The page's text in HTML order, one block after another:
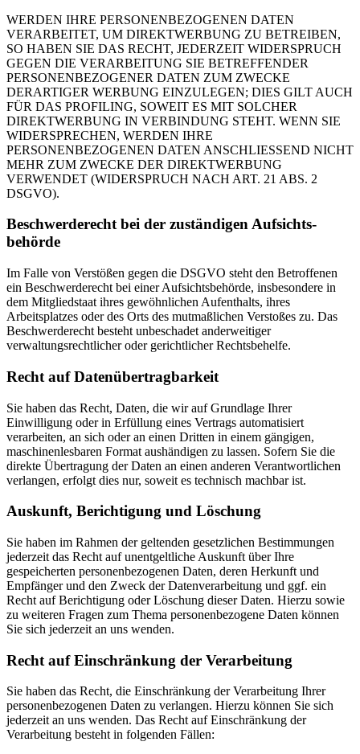
WERDEN IHRE PERSONENBEZOGENEN DATEN
VERARBEITET, UM DIREKTWERBUNG ZU BETREIBEN,
SO HABEN SIE DAS RECHT, JEDERZEIT WIDERSPRUCH
GEGEN DIE VERARBEITUNG SIE BETREFFENDER
PERSONENBEZOGENER DATEN ZUM ZWECKE
DERARTIGER WERBUNG EINZULEGEN; DIES GILT AUCH
FÜR DAS PROFILING, SOWEIT ES MIT SOLCHER
DIREKTWERBUNG IN VERBINDUNG STEHT. WENN SIE
WIDERSPRECHEN, WERDEN IHRE
PERSONENBEZOGENEN DATEN ANSCHLIESSEND NICHT
MEHR ZUM ZWECKE DER DIREKTWERBUNG
VERWENDET (WIDERSPRUCH NACH ART. 21 ABS. 2
DSGVO).
Beschwerde­recht bei der zuständigen Aufsichts­
behörde
Im Falle von Verstößen gegen die DSGVO steht den Betroffenen
ein Beschwerderecht bei einer Aufsichtsbehörde, insbesondere in
dem Mitgliedstaat ihres gewöhnlichen Aufenthalts, ihres
Arbeitsplatzes oder des Orts des mutmaßlichen Verstoßes zu. Das
Beschwerderecht besteht unbeschadet anderweitiger
verwaltungsrechtlicher oder gerichtlicher Rechtsbehelfe.
Recht auf Daten­übertrag­barkeit
Sie haben das Recht, Daten, die wir auf Grundlage Ihrer
Einwilligung oder in Erfüllung eines Vertrags automatisiert
verarbeiten, an sich oder an einen Dritten in einem gängigen,
maschinenlesbaren Format aushändigen zu lassen. Sofern Sie die
direkte Übertragung der Daten an einen anderen Verantwortlichen
verlangen, erfolgt dies nur, soweit es technisch machbar ist.
Auskunft, Berichtigung und Löschung
Sie haben im Rahmen der geltenden gesetzlichen Bestimmungen
jederzeit das Recht auf unentgeltliche Auskunft über Ihre
gespeicherten personenbezogenen Daten, deren Herkunft und
Empfänger und den Zweck der Datenverarbeitung und ggf. ein
Recht auf Berichtigung oder Löschung dieser Daten. Hierzu sowie
zu weiteren Fragen zum Thema personenbezogene Daten können
Sie sich jederzeit an uns wenden.
Recht auf Einschränkung der Verarbeitung
Sie haben das Recht, die Einschränkung der Verarbeitung Ihrer
personenbezogenen Daten zu verlangen. Hierzu können Sie sich
jederzeit an uns wenden. Das Recht auf Einschränkung der
Verarbeitung besteht in folgenden Fällen: